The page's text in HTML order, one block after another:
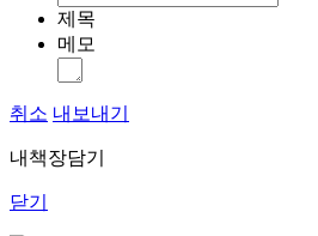
제목
메모
취소 내보내기
내책장담기
닫기